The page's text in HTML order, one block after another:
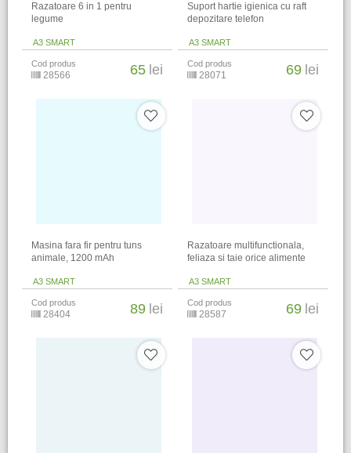
Razatoare 6 in 1 pentru
legume
A3 SMART
Cod produs
28566 65 lei
Suport hartie igienica cu raft
depozitare telefon
A3 SMART
Cod produs
28071 69 lei
Masina fara fir pentru tuns
animale, 1200 mAh
A3 SMART
Cod produs
28404 89 lei
Razatoare multifunctionala,
feliaza si taie orice alimente
A3 SMART
Cod produs
28587 69 lei